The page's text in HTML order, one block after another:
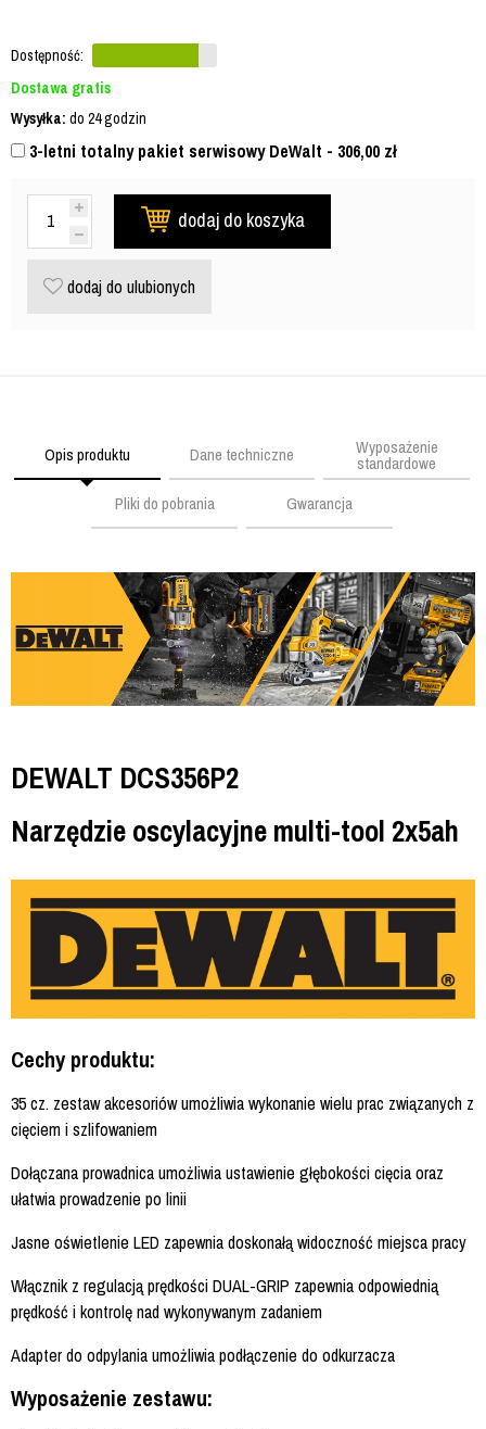
Dostępność:
Dostawa gratis
Wysyłka: do 24 godzin
3-letni totalny pakiet serwisowy DeWalt - 306,00 zł
dodaj do koszyka
dodaj do ulubionych
Opis produktu Dane techniczne Wyposażenie
standardowe
Pliki do pobrania
Gwarancja
DEWALT DCS356P2
Narzędzie oscylacyjne multi-tool 2x5ah
Cechy produktu:
35 cz. zestaw akcesoriów umożliwia wykonanie wielu prac związanych z
cięciem i szlifowaniem
Dołączana prowadnica umożliwia ustawienie głębokości cięcia oraz
ułatwia prowadzenie po linii
Jasne oświetlenie LED zapewnia doskonałą widoczność miejsca pracy
Włącznik z regulacją prędkości DUAL-GRIP zapewnia odpowiednią
prędkość i kontrolę nad wykonywanym zadaniem
Adapter do odpylania umożliwia podłączenie do odkurzacza
Wyposażenie zestawu: